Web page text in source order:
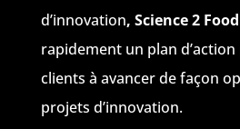
d’innovation, Science 2 Food
rapidement un plan
clients à avancer de façon
projets d’innovation.